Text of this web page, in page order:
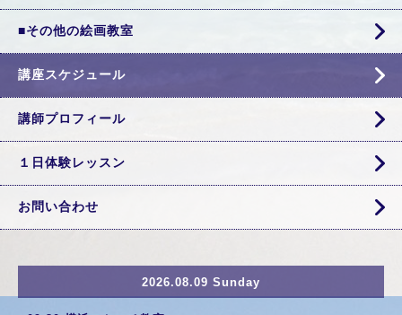
■その他の絵画教室
講座スケジュール
講師プロフィール
１日体験レッスン
お問い合わせ
2026.08.09 Sunday